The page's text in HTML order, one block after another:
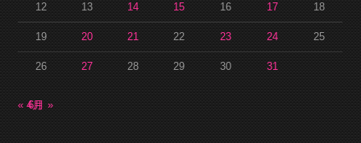
12 13 14 15 16 17 18
19 20 21 22 23 24 25
26 27 28 29 30 31
« 4月6月 »